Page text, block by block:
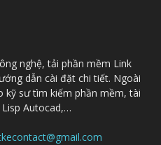
nghệ, tải phần mềm Link
dẫn cài đặt chi tiết. Ngoài
kỹ sư tìm kiếm phần mềm, tài
Autocad,…